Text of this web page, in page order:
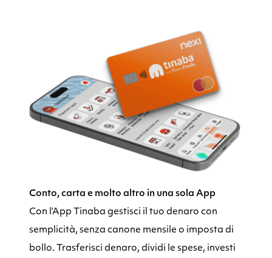
Conto, carta e molto altro in una sola App
Con l’App Tinaba gestisci il tuo denaro con
semplicità, senza canone mensile o imposta di
bollo. Trasferisci denaro, dividi le spese, investi